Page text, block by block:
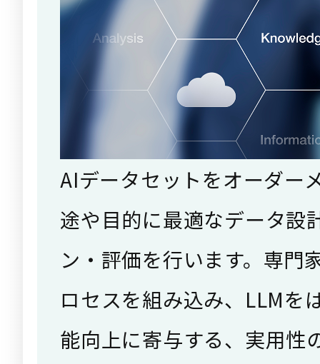
AIデータセットをオーダー
途や目的に最適なデータ設
ン・評価を行います。専門
ロセスを組み込み、LLMを
能向上に寄与する、実用性